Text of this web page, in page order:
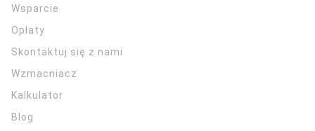
Wsparcie
Opłaty
Skontaktuj się z nami
Wzmacniacz
Kalkulator
Blog